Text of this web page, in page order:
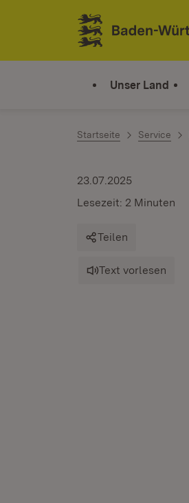
Zum Inhalt springen
Link zur Startseite
Unser Land
Startseite Service
23.07.2025
Lesezeit: 2 Minuten
Teilen
Text vorlesen